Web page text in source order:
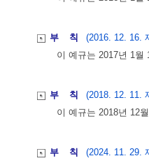
부 칙
(2016. 12. 16.
이 예규는 2017년 1월
부 칙
(2018. 12. 11.
이 예규는 2018년 12
부 칙
(2024. 11. 29.